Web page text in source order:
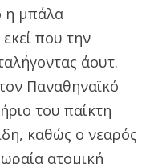
η μπάλα
που την
άουτ.
Παναθηναϊκό
του παίκτη
καθώς ο νεαρός
ατομική